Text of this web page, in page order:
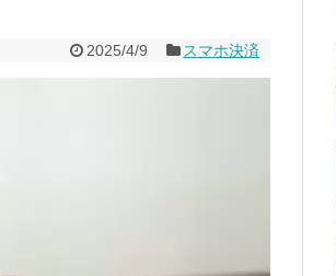
2025/4/9 スマホ決済